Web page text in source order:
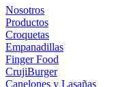
Nosotros
Productos
Croquetas
Empanadillas
Finger Food
CrujiBurger
Canelones y Lasañas